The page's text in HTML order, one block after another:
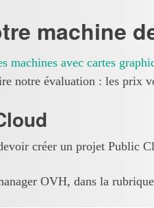
machine
machines avec cartes
notre évaluation : les prix
créer un projet Public
OVH, dans la